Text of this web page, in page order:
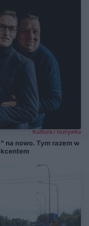
Kultura i rozrywka
na nowo. Tym razem w